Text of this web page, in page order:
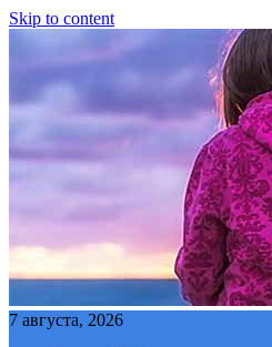
Skip to content
7 августа, 2026